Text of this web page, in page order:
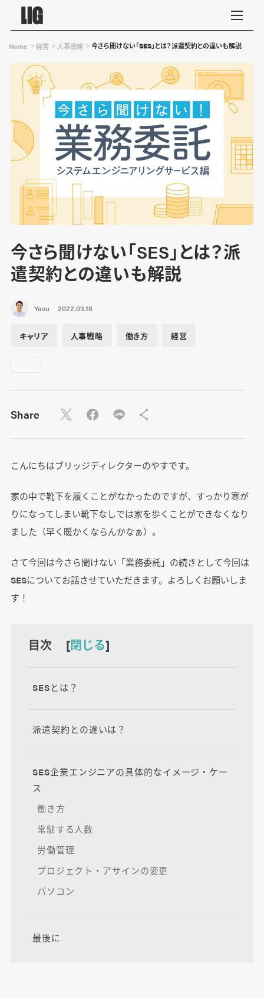
Home 経営 人事戦略 今さら聞けない「SES」とは？派遣契約との違いも解説
今さら聞けない「SES」とは？派
遣契約との違いも解説
Yasu 2022.03.18
キャリア 人事戦略 働き方 経営
Share
こんにちはブリッジディレクターのやすです。
家の中で靴下を履くことがなかったのですが、すっかり寒が
りになってしまい靴下なしでは家を歩くことができなくなり
ました（早く暖かくならんかなぁ）。
さて今回は今さら聞けない「業務委託」の続きとして今回は
SESについてお話させていただきます。よろしくお願いしま
す！
目次 [閉じる]
SESとは？
派遣契約との違いは？
SES企業エンジニアの具体的なイメージ・ケー
ス
働き方
常駐する人数
労働管理
プロジェクト・アサインの変更
パソコン
最後に